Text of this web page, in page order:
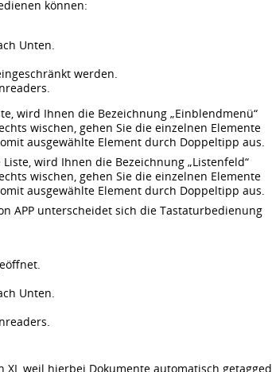
können:
Unten.
werden.
wird Ihnen die Bezeichnung „Einblendmenü“
wischen, gehen Sie die einzelnen Elemente
ausgewählte Element durch Doppeltipp aus.
wird Ihnen die Bezeichnung „Listenfeld“
wischen, gehen Sie die einzelnen Elemente
ausgewählte Element durch Doppeltipp aus.
APP unterscheidet sich die Tastaturbedienung
Unten.
weil hierbei Dokumente automatisch getagged